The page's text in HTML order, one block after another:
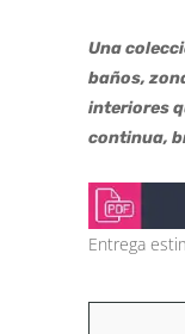
Una
baños,
interiores
continua,
Entrega